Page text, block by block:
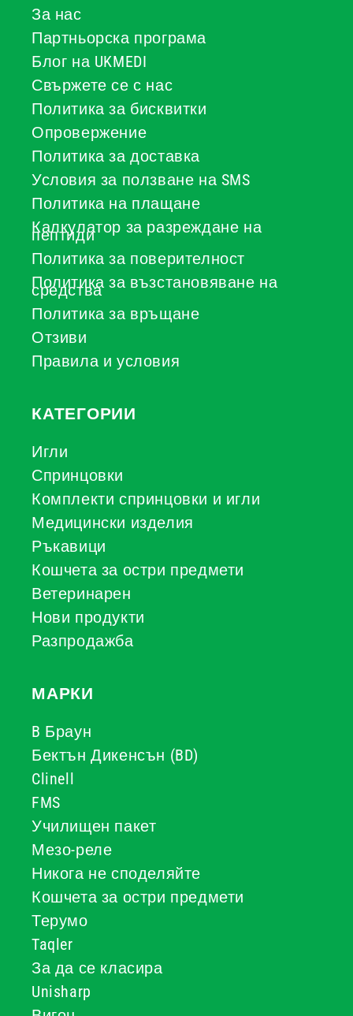
За нас
Партньорска програма
Блог на UKMEDI
Свържете се с нас
Политика за бисквитки
Опровержение
Политика за доставка
Условия за ползване на SMS
Политика на плащане
Калкулатор за разреждане на
пептиди
Политика за поверителност
Политика за възстановяване на
средства
Политика за връщане
Отзиви
Правила и условия
КАТЕГОРИИ
Игли
Спринцовки
Комплекти спринцовки и игли
Медицински изделия
Ръкавици
Кошчета за остри предмети
Ветеринарен
Нови продукти
Разпродажба
МАРКИ
B Браун
Бектън Дикенсън (BD)
Clinell
FMS
Училищен пакет
Мезо-реле
Никога не споделяйте
Кошчета за остри предмети
Терумо
Taqler
За да се класира
Unisharp